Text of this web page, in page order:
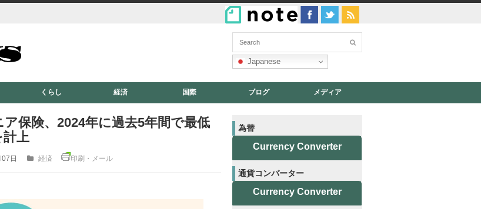
Japanese
くらし 経済 国際 ブログ メディア
保険、2024年に過去5年間で最低
計上
日 経済 印刷・メール
為替
Currency Converter
通貨コンバーター
Currency Converter